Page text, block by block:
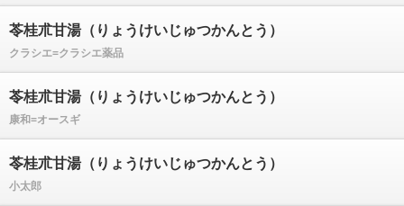
苓桂朮甘湯（りょうけいじゅつかんとう）
クラシエ=クラシエ薬品
苓桂朮甘湯（りょうけいじゅつかんとう）
康和=オースギ
苓桂朮甘湯（りょうけいじゅつかんとう）
小太郎